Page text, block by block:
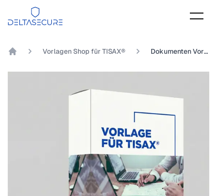
DeltaSecure
Vorlagen Shop für TISAX® Dokumenten Vorlage TISAX® Kapitel 1.2.4 Inwieweit sind die Verantwortlichkeiten zwischen organisationsfremden IT-Dienstleistern und der eigenen Organisation definiert?